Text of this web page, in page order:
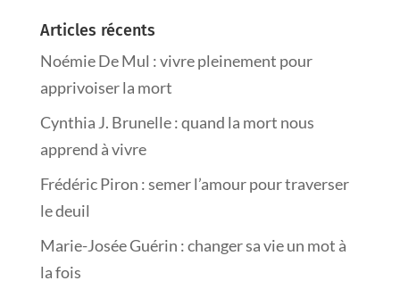
Articles récents
Noémie De Mul : vivre pleinement pour
apprivoiser la mort
Cynthia J. Brunelle : quand la mort nous
apprend à vivre
Frédéric Piron : semer l’amour pour traverser
le deuil
Marie-Josée Guérin : changer sa vie un mot à
la fois